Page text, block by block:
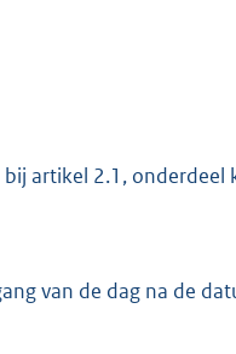
:
3
artikel 2.1, onderdeel
van de dag na de